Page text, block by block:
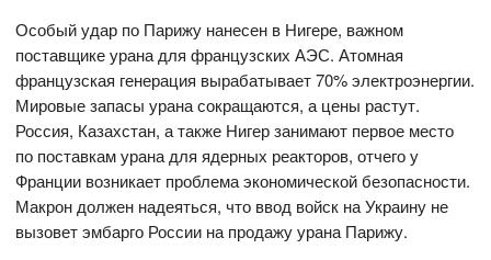
Особый удар по Парижу нанесен в Нигере, важном
поставщике урана для французских АЭС. Атомная
французская генерация вырабатывает 70% электроэнергии.
Мировые запасы урана сокращаются, а цены растут.
Россия, Казахстан, а также Нигер занимают первое место
по поставкам урана для ядерных реакторов, отчего у
Франции возникает проблема экономической безопасности.
Макрон должен надеяться, что ввод войск на Украину не
вызовет эмбарго России на продажу урана Парижу.